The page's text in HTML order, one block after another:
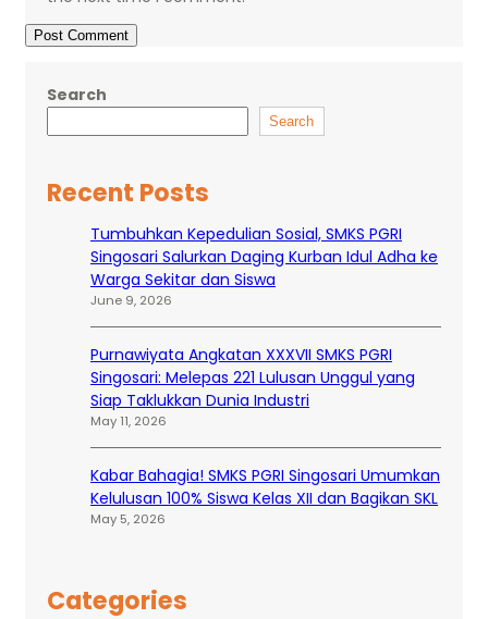
Search
Search
Recent Posts
Tumbuhkan Kepedulian Sosial, SMKS PGRI
Singosari Salurkan Daging Kurban Idul Adha ke
Warga Sekitar dan Siswa
June 9, 2026
Purnawiyata Angkatan XXXVII SMKS PGRI
Singosari: Melepas 221 Lulusan Unggul yang
Siap Taklukkan Dunia Industri
May 11, 2026
Kabar Bahagia! SMKS PGRI Singosari Umumkan
Kelulusan 100% Siswa Kelas XII dan Bagikan SKL
May 5, 2026
Categories